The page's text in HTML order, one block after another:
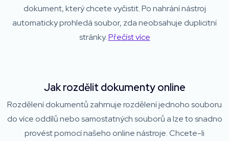
dokument, který chcete vyčistit. Po nahrání nástroj
automaticky prohledá soubor, zda neobsahuje duplicitní
stránky.Přečíst více
Jak rozdělit dokumenty online
Rozdělení dokumentů zahrnuje rozdělení jednoho souboru
do více oddílů nebo samostatných souborů a lze to snadno
provést pomocí našeho online nástroje. Chcete-li